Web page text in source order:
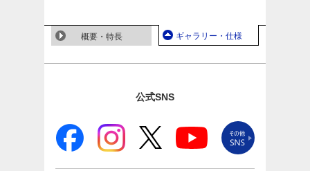
概要・特長 ギャラリー・仕様
公式SNS